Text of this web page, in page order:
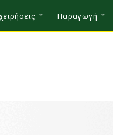
Παραγωγή